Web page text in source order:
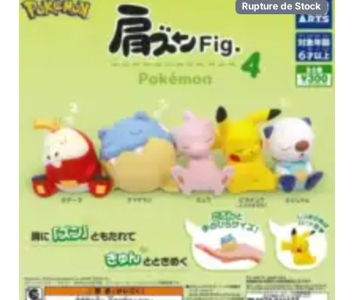
Rupture de Stock